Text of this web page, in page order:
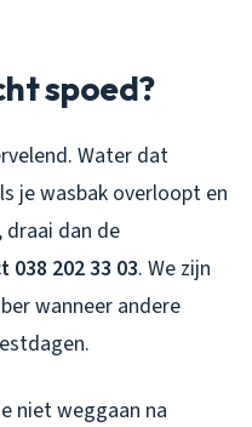
spoed?
Water dat
je wasbak overloopt en
dan de
038 202 33 03. We zijn
wanneer andere
niet weggaan na